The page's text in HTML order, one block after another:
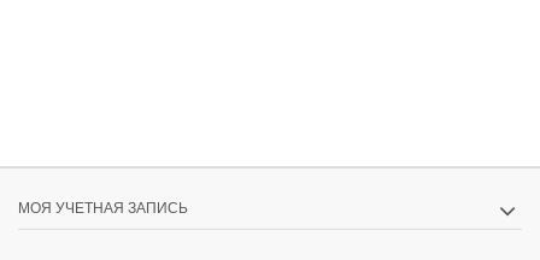
МОЯ УЧЕТНАЯ ЗАПИСЬ